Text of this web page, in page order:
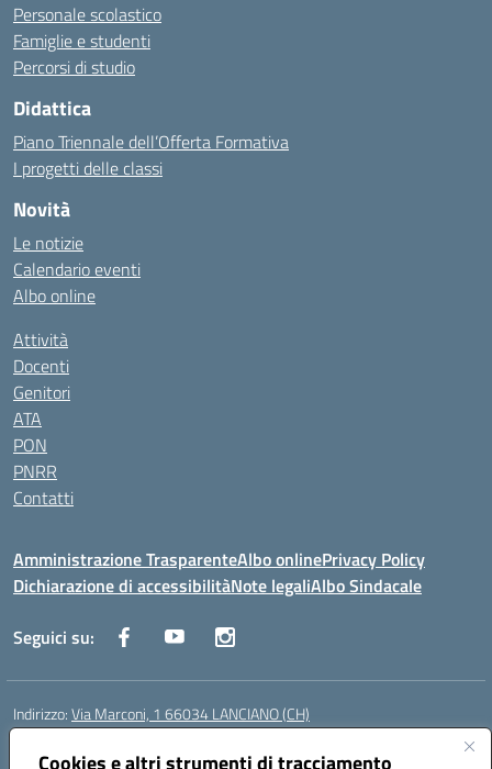
Cookies e altri strumenti di tracciamento
Personale scolastico
Famiglie e studenti
Percorsi di studio
Didattica
Piano Triennale dell’Offerta Formativa
I progetti delle classi
Novità
Le notizie
Calendario eventi
Albo online
Attività
Docenti
Genitori
ATA
PON
PNRR
Contatti
Amministrazione TrasparenteAlbo onlinePrivacy Policy
Dichiarazione di accessibilitàNote legaliAlbo Sindacale
Seguici su:
Indirizzo:Via Marconi, 1 66034 LANCIANO (CH)
Centralino:
Posta elettronica certificata (PEC):chic840006@pec.istruzione.it